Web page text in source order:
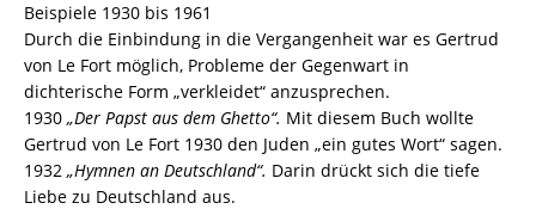
Beispiele 1930 bis 1961
Durch die Einbindung in die Vergangenheit war es Gertrud
von Le Fort möglich, Probleme der Gegenwart in
dichterische Form „verkleidet“ anzusprechen.
1930 „Der Papst aus dem Ghetto“. Mit diesem Buch wollte
Gertrud von Le Fort 1930 den Juden „ein gutes Wort“ sagen.
1932 „Hymnen an Deutschland“. Darin drückt sich die tiefe
Liebe zu Deutschland aus.